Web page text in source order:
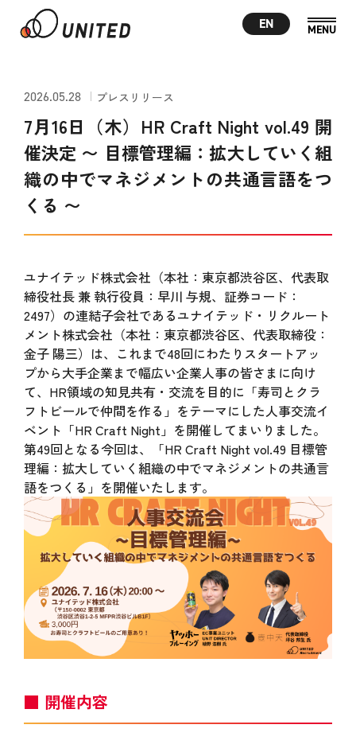
EN
2026.05.28 プレスリリース
7月16日（木）HR Craft Night vol.49 開
催決定 〜 目標管理編：拡大していく組
織の中でマネジメントの共通言語をつ
くる 〜
ユナイテッド株式会社（本社：東京都渋谷区、代表取
締役社長 兼 執行役員：早川 与規、証券コード：
2497）の連結子会社であるユナイテッド・リクルート
メント株式会社（本社：東京都渋谷区、代表取締役：
金子 陽三）は、これまで48回にわたりスタートアッ
プから大手企業まで幅広い企業人事の皆さまに向け
て、HR領域の知見共有・交流を目的に「寿司とクラ
フトビールで仲間を作る」をテーマにした人事交流イ
ベント「HR Craft Night」を開催してまいりました。
第49回となる今回は、「HR Craft Night vol.49 目標管
理編：拡大していく組織の中でマネジメントの共通言
語をつくる」を開催いたします。
■ 開催内容